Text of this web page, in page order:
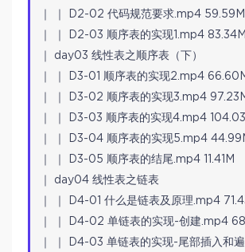
｜ ｜ D2-02 代码规范要求.mp4 59.59M
｜ ｜ D2-03 顺序表的实现1.mp4 83.34M
｜ day03 线性表之顺序表（下）
｜ ｜ D3-01 顺序表的实现2.mp4
｜ ｜ D3-02 顺序表的实现3.mp4
｜ ｜ D3-03 顺序表的实现4.mp4
｜ ｜ D3-04 顺序表的实现5.mp4
｜ ｜ D3-05 顺序表的结尾.mp4 11.41M
｜ day04 线性表之链表
｜ ｜ D4-01 什么是链表及原理.mp4
｜ ｜ D4-02 单链表的实现-创建.mp4
｜ ｜ D4-03 单链表的实现-尾部插入和